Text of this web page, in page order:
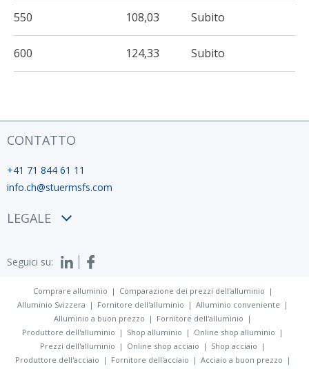
550 108,03 Subito
600 124,33 Subito
CONTATTO
+41 71 844 61 11
info.ch@stuermsfs.com
LEGALE
Privacy policy
Seguici su:
Comprare alluminio
Comparazione dei prezzi dell'alluminio
Alluminio Svizzera
Fornitore dell'alluminio
Alluminio conveniente
Alluminio a buon prezzo
Fornitore dell'alluminio
Produttore dell'alluminio
Shop alluminio
Online shop alluminio
Prezzi dell'alluminio
Online shop acciaio
Shop acciaio
Produttore dell'acciaio
Fornitore dell'acciaio
Acciaio a buon prezzo